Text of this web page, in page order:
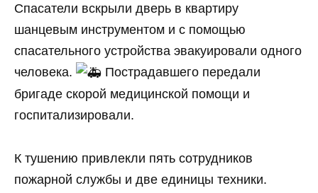
Спасатели вскрыли дверь в квартиру
шанцевым инструментом и с помощью
спасательного устройства эвакуировали одного
человека.
Пострадавшего передали
бригаде скорой медицинской помощи и
госпитализировали.
К тушению привлекли пять сотрудников
пожарной службы и две единицы техники.